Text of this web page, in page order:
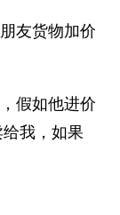
友货物加价
假如他进价
我，如果